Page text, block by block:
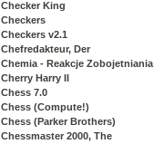
Checker King
Checkers
Checkers v2.1
Chefredakteur, Der
Chemia - Reakcje Zobojetniania
Cherry Harry II
Chess 7.0
Chess (Compute!)
Chess (Parker Brothers)
Chessmaster 2000, The